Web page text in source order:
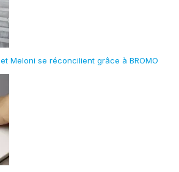
Meloni se réconcilient grâce à BROMO